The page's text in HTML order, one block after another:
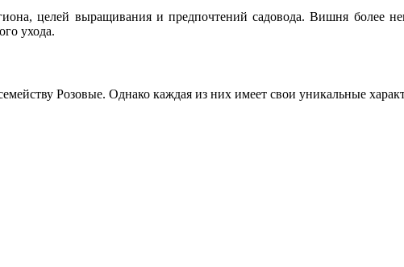
целей выращивания и предпочтений садовода. Вишня более
ухода.
Розовые. Однако каждая из них имеет свои уникальные